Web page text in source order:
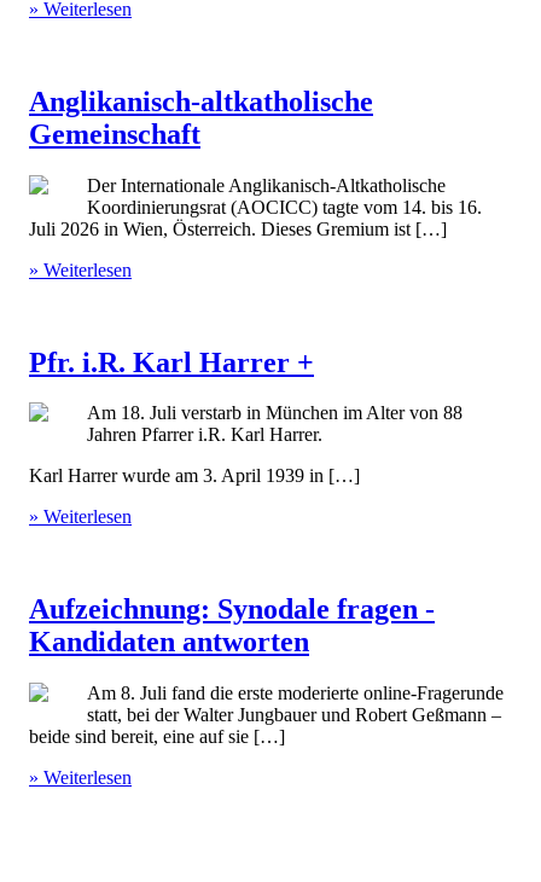
» Weiterlesen
Anglikanisch-altkatholische
Gemeinschaft
Der Internationale Anglikanisch-Altkatholische
Koordinierungsrat (AOCICC) tagte vom 14. bis 16.
Juli 2026 in Wien, Österreich. Dieses Gremium ist […]
» Weiterlesen
Pfr. i.R. Karl Harrer +
Am 18. Juli verstarb in München im Alter von 88
Jahren Pfarrer i.R. Karl Harrer.
Karl Harrer wurde am 3. April 1939 in […]
» Weiterlesen
Aufzeichnung: Synodale fragen -
Kandidaten antworten
Am 8. Juli fand die erste moderierte online-Fragerunde
statt, bei der Walter Jungbauer und Robert Geßmann –
beide sind bereit, eine auf sie […]
» Weiterlesen